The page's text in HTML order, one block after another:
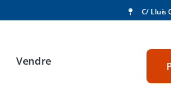
C/ Lluís
Vendre